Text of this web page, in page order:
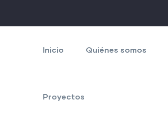
principal
Inicio Quiénes somos
Proyectos